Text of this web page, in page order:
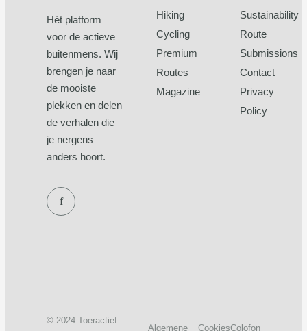
Hét platform
voor de actieve
buitenmens. Wij
brengen je naar
de mooiste
plekken en delen
de verhalen die
je nergens
anders hoort.
f
Hiking
Cycling
Premium
Routes
Magazine
Sustainability
Route
Submissions
Contact
Privacy
Policy
© 2024 Toeractief.
Algemene
CookiesColofon